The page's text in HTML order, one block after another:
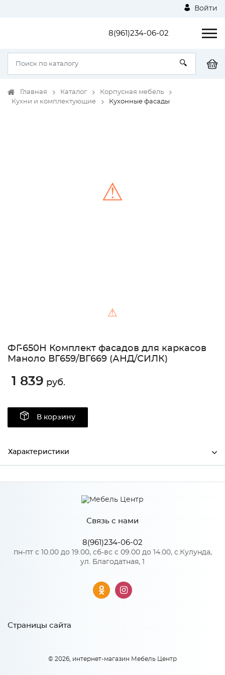
Войти
8(961)234-06-02
Главная Каталог
Корпусная мебель
Кухни и комплектующие
Кухонные фасады
⚠
⚠
ФГ-650Н Комплект фасадов для каркасов
Маноло ВГ659/ВГ669 (АНД/СИЛК)
1 839 руб.
В корзину
Характеристики
Ширина 647
457
16
Сурская мебель
Айленд силк
МДФ
Особенности
Связь с нами
8(961)234-06-02
пн-пт с 10.00 до 19.00, сб-вс с 09.00 до 14.00, с.Кулунда,
ул. Благодатная, 1
Страницы сайта
© 2026, интернет-магазин Мебель Центр